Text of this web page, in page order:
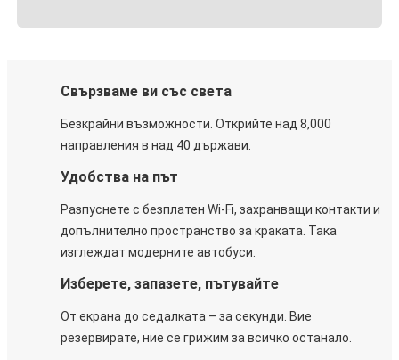
Свързваме ви със света
Безкрайни възможности. Открийте над 8,000
направления в над 40 държави.
Удобства на път
Разпуснете с безплатен Wi-Fi, захранващи контакти и
допълнително пространство за краката. Така
изглеждат модерните автобуси.
Изберете, запазете, пътувайте
От екрана до седалката – за секунди. Вие
резервирате, ние се грижим за всичко останало.